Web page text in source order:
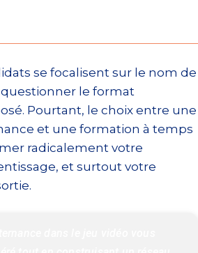
se focalisent sur le nom de
questionner le format
Pourtant, le choix entre une
et une formation à temps
radicalement votre
et surtout votre